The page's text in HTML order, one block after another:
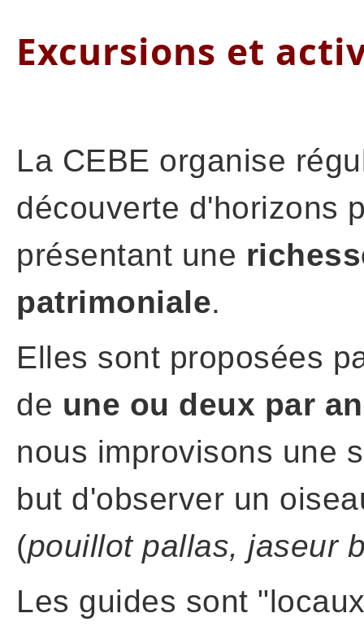
Excursions et
La CEBE organise
découverte d'horizons
présentant une
patrimoniale.
Elles sont proposées
de une ou deux par
nous improvisons une
but d'observer un
(pouillot pallas, jaseur
Les guides sont